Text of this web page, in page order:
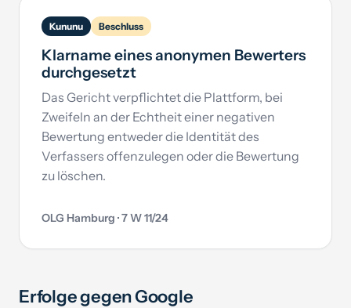
Kununu Beschluss
Klarname eines anonymen Bewerters
durchgesetzt
Das Gericht verpflichtet die Plattform, bei
Zweifeln an der Echtheit einer negativen
Bewertung entweder die Identität des
Verfassers offenzulegen oder die Bewertung
zu löschen.
OLG Hamburg · 7 W 11/24
Erfolge gegen Google